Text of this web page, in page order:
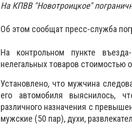
На КПВВ "Новотроицкое"
Об этом сообщат пресс-служба
На контрольном пункте
нелегальных товаров стоимостью
Установлено, что мужчина
его автомобиля выяснилось,
различного назначения с
мужские (50 пар), духи,